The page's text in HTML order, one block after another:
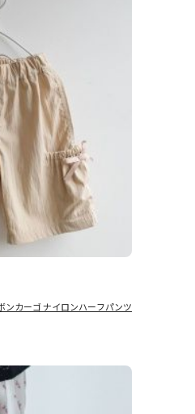
ンカーゴ ナイロンハーフパンツ